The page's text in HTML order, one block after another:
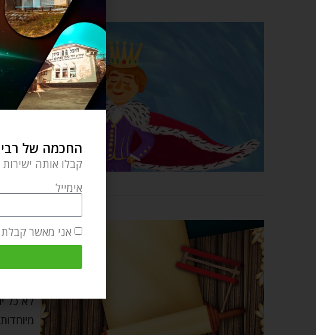
השקפה
פורים
Bergman
לא רק
פורים⬦
לא כל
החכמה של
קבלו אותה
אימייל
אני מאשר קבלת